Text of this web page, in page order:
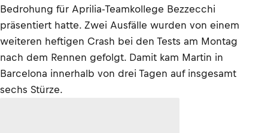
Bedrohung für Aprilia-Teamkollege Bezzecchi
präsentiert hatte. Zwei Ausfälle wurden von einem
weiteren heftigen Crash bei den Tests am Montag
nach dem Rennen gefolgt. Damit kam Martin in
Barcelona innerhalb von drei Tagen auf insgesamt
sechs Stürze.